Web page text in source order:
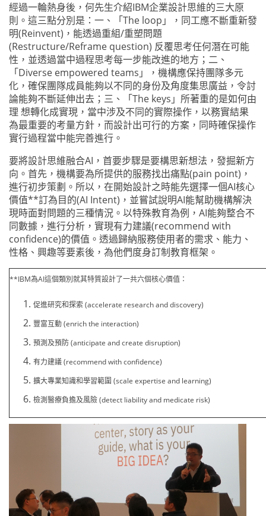
經過一輪熱身後，何先生介紹IBM企業設計思維的三大原
則。這三點分別是：一、「The loop」，同工應不斷重新發
明(Reinvent)，能透過重組/重塑問題
(Restructure/Reframe question) 反覆思考任何潛在可能
性，並透過當中過程思考每一步能改進的地方；二、
「Diverse empowered teams」，機構應保持團隊多元
化，確保團隊成員能夠以不同的身份及角度集思廣益，令討
論能夠不斷延伸出去；三、「The keys」所著重的是如何由
理 想轉化成實現，當中涉及不同的實際操作，以務實結果
為最重要的考量方針，而設計出可行的方案，同時確保操作
實行過程當中能完善進行。
要將設計思維融合AI，首要步驟是要構思新想法，發掘新方
向。首先，機構要為所提供的服務找出痛點(pain point)，
進行初步策劃。所以，在開始設計之時能先選擇一個AI核心
價值**訂為目的(AI Intent)，並嘗試說明AI能幫助機構解決
現時面對問題的三種情況。以特殊教育為例，AI能夠整合不
同數據，進行分析，實現有力建議(recommend with
confidence)的價值。透過歸納服務使用者的需求、能力、
性格、興趣等要素後，為他們度身訂制教育框架。
**IBM為AI這個類別就其特質設計了一共六個核心價值：
促進研究和探索 (accelerate research and discovery)
豐富互動 (enrich the interaction)
預測及預防 (anticipate and create disruption)
有力建議 (recommend with confidence)
擴大專業知識和學習範圍 (scale expertise and learning)
檢測醫療負擔及風險 (detect liability and medicate risk)